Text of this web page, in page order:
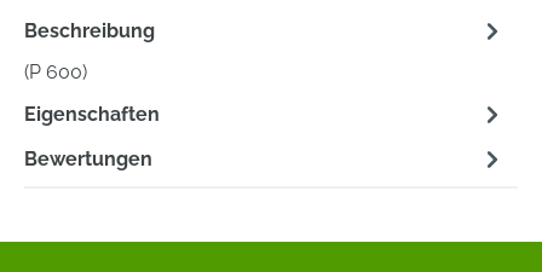
Beschreibung
(P 600)
Eigenschaften
Bewertungen